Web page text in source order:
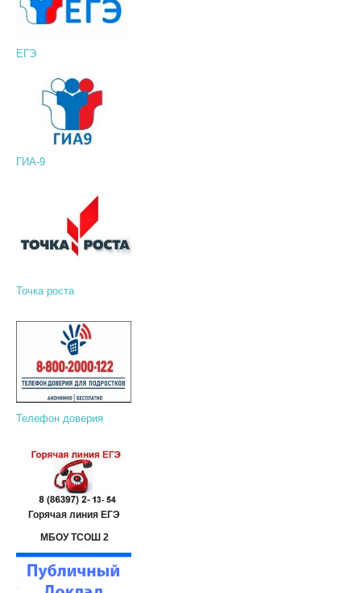
ЕГЭ
ГИА-9
Точка роста
Телефон доверия
Горячая линия ЕГЭ
МБОУ ТСОШ 2